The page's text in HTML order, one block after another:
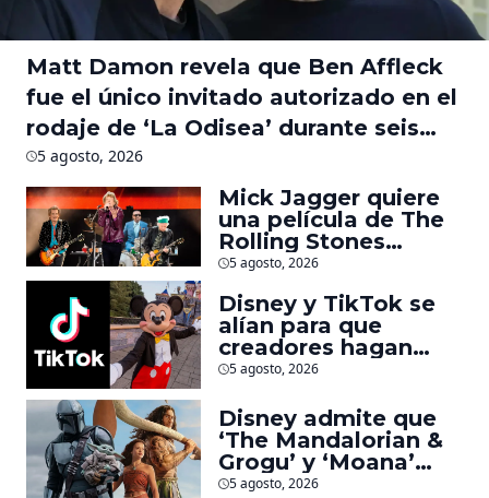
Matt Damon revela que Ben Affleck
fue el único invitado autorizado en el
rodaje de ‘La Odisea’ durante seis
meses
5 agosto, 2026
Mick Jagger quiere
una película de The
Rolling Stones
inspirado por los
Beatles
5 agosto, 2026
Disney y TikTok se
alían para que
creadores hagan
videos con
Marvel, Pixar y ‘Star
Wars’
5 agosto, 2026
Disney admite que
‘The Mandalorian &
Grogu’ y ‘Moana’
fueron decepciones
5 agosto, 2026